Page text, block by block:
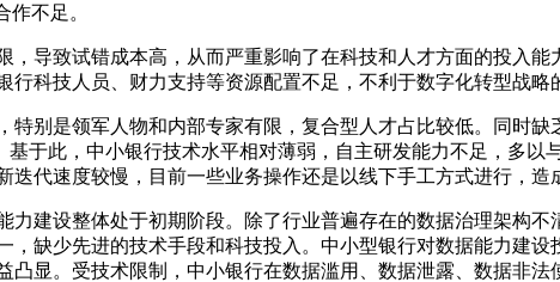
不足。
导致试错成本高，从而严重影响了在科技和人才方面的投入
科技人员、财力支持等资源配置不足，不利于数字化转型战略
别是领军人物和内部专家有限，复合型人才占比较低。同时
基于此，中小银行技术水平相对薄弱，自主研发能力不足，多
代速度较慢，目前一些业务操作还是以线下手工方式进行，造
建设整体处于初期阶段。除了行业普遍存在的数据治理架构
缺少先进的技术手段和科技投入。中小型银行对数据能力建设
显。受技术限制，中小银行在数据滥用、数据泄露、数据非